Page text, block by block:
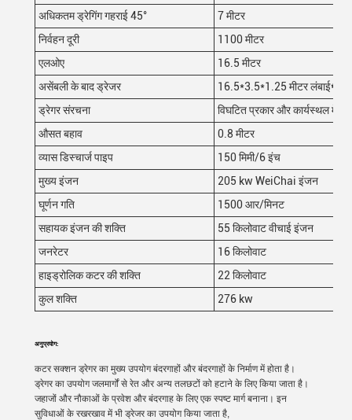
अधिकतम ड्रेगिंग गहराई 45°
7 मीटर
निर्वहन दूरी
1100 मीटर
एलओए
16.5 मीटर
असेंबली के बाद ड्रेजर
16.5*3.5*1.25 मीटर लंबाई*
ड्रेगर संरचना
विघटित प्रकार और कार्यस्थल में
औसत बहाव
0.8 मीटर
व्यास डिस्चार्ज पाइप
150 मिमी/6 इंच
मुख्य इंजन
205 kw WeiChai इंजन
घूर्णन गति
1500 आर/मिनट
सहायक इंजन की शक्ति
55 किलोवाट वीचाई इंजन
जनरेटर
16 किलोवाट
हाइड्रोलिक कटर की शक्ति
22 किलोवाट
कुल शक्ति
276 kw
अनुप्रयोग:
कटर सक्शन ड्रेगर का मुख्य उपयोग बंदरगाहों और बंदरगाहों के निर्माण में होता है।
ड्रेगर का उपयोग जलमार्गों से रेत और अन्य तलछटों को हटाने के लिए किया जाता है।
जहाजों और नौकाओं के प्रवेश और बंदरगाह के लिए एक स्पष्ट मार्ग बनाना। इन
सुविधाओं के रखरखाव में भी ड्रेजर का उपयोग किया जाता है,